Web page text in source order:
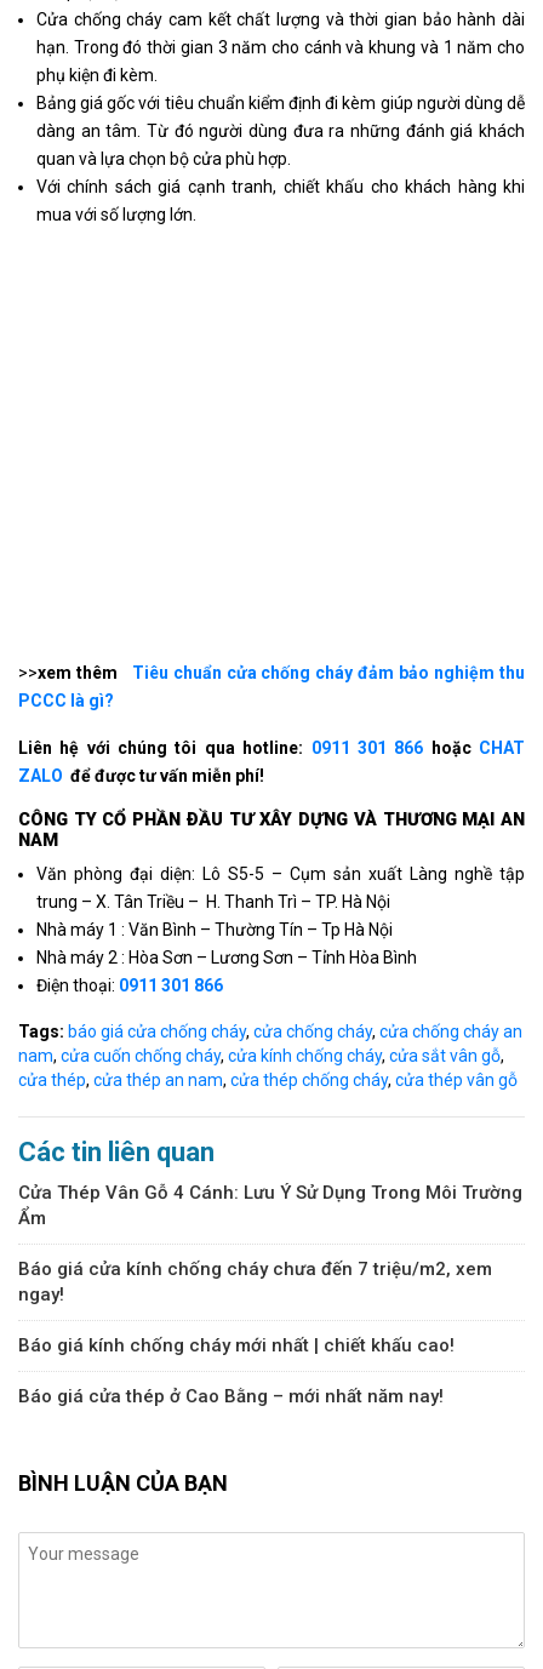
Cửa chống cháy cam kết chất lượng và thời gian bảo hành dài
hạn. Trong đó thời gian 3 năm cho cánh và khung và 1 năm cho
phụ kiện đi kèm.
Bảng giá gốc với tiêu chuẩn kiểm định đi kèm giúp người dùng dễ
dàng an tâm. Từ đó người dùng đưa ra những đánh giá khách
quan và lựa chọn bộ cửa phù hợp.
Với chính sách giá cạnh tranh, chiết khấu cho khách hàng khi
mua với số lượng lớn.
>>xem thêm
Tiêu chuẩn cửa chống cháy đảm bảo nghiệm thu
PCCC là gì?
Liên hệ với chúng tôi qua hotline: 0911 301 866 hoặcCHAT
ZALO để được tư vấn miễn phí!
CÔNG TY CỔ PHẦN ÐẦU TƯ XÂY DỰNG VÀ THƯƠNG MẠI AN
NAM
Văn phòng đại diện: Lô S5-5 – Cụm sản xuất Làng nghề tập
trung – X. Tân Triều – H. Thanh Trì – TP. Hà Nội
Nhà máy 1 : Văn Bình – Thường Tín – Tp Hà Nội
Nhà máy 2 : Hòa Sơn – Lương Sơn – Tỉnh Hòa Bình
Điện thoại: 0911 301 866
Tags: báo giá cửa chống cháy, cửa chống cháy, cửa chống cháy an
nam, cửa cuốn chống cháy, cửa kính chống cháy, cửa sắt vân gỗ,
cửa thép, cửa thép an nam, cửa thép chống cháy, cửa thép vân gỗ
Các tin liên quan
Cửa Thép Vân Gỗ 4 Cánh: Lưu Ý Sử Dụng Trong Môi Trường
Ẩm
Báo giá cửa kính chống cháy chưa đến 7 triệu/m2, xem
ngay!
Báo giá kính chống cháy mới nhất | chiết khấu cao!
Báo giá cửa thép ở Cao Bằng – mới nhất năm nay!
BÌNH LUẬN CỦA BẠN